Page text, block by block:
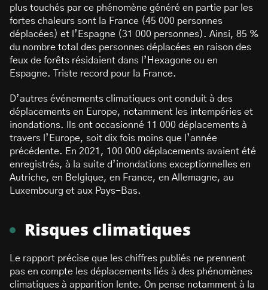
plus touchés par ce phénomène généré en partie par les
fortes chaleurs sont la France (45 000 personnes
déplacées) et l’Espagne (31 000 personnes). Ainsi, 85 %
du nombre total des personnes déplacées en raison des
feux de forêts résidaient dans l’Hexagone ou en
Espagne. Triste record pour la France.
D’autres événements climatiques ont conduit à des
déplacements en Europe, notamment les intempéries et
inondations. Ils ont occasionné 11 000 déplacements à
travers l’Europe, soit dix fois moins que l’année
précédente. En 2021, 100 000 déplacements avaient été
enregistrés, à la suite d’inondations exceptionnelles en
Autriche, en Belgique, en France, en Allemagne, au
Luxembourg et aux Pays-Bas.
Risques climatiques
Le rapport précise que les chiffres publiés ne prennent
pas en compte les déplacements liés à des phénomènes
climatiques à apparition lente. On pense notamment à la